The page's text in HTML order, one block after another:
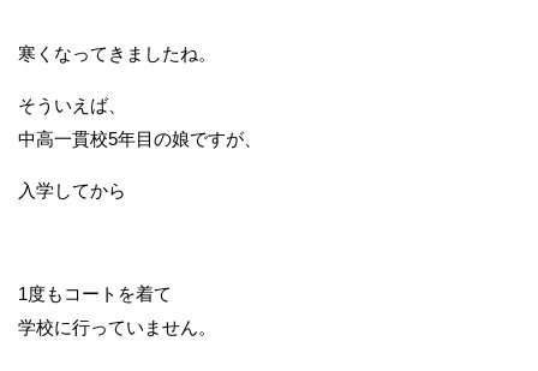
寒くなってきましたね。
そういえば、
中高一貫校5年目の娘ですが、
入学してから
1度もコートを着て
学校に行っていません。